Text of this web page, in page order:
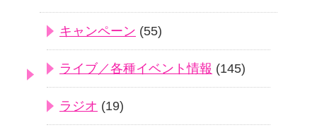
キャンペーン (55)
ライブ／各種イベント情報 (145)
ラジオ (19)